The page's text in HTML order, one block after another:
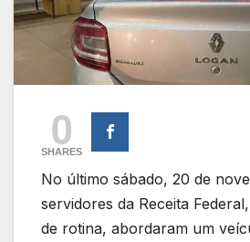
0
SHARES
No último sábado, 20 de
servidores da Receita
de rotina, abordaram um